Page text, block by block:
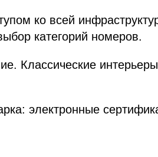
ко всей
категорий номеров.
Классические интерьеры
электронные